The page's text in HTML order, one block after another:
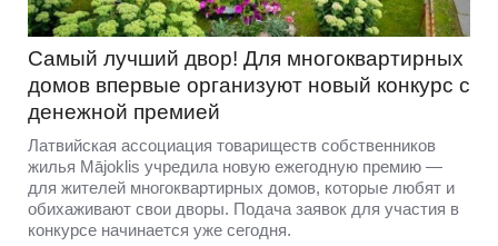
Самый лучший двор! Для многоквартирных
домов впервые организуют новый конкурс с
денежной премией
Латвийская ассоциация товариществ собственников
жилья Mājoklis учредила новую ежегодную премию —
для жителей многоквартирных домов, которые любят и
обихаживают свои дворы. Подача заявок для участия в
конкурсе начинается уже сегодня.